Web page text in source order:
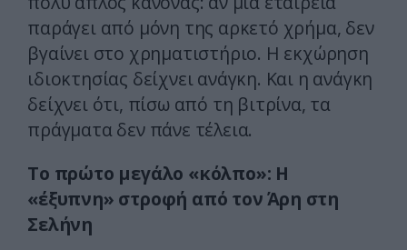
παράγει από μόνη της αρκετό χρήμα, δεν
βγαίνει στο χρηματιστήριο. Η εκχώρηση
ιδιοκτησίας δείχνει ανάγκη. Και η ανάγκη
δείχνει ότι, πίσω από τη βιτρίνα, τα
πράγματα δεν πάνε τέλεια.
Το πρώτο μεγάλο «κόλπο»: Η
«έξυπνη» στροφή από τον Άρη στη
Σελήνη